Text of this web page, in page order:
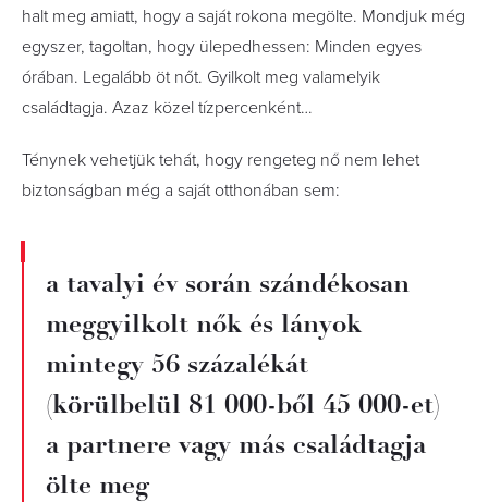
halt meg amiatt, hogy a saját rokona megölte. Mondjuk még
egyszer, tagoltan, hogy ülepedhessen: Minden egyes
órában. Legalább öt nőt. Gyilkolt meg valamelyik
családtagja. Azaz közel tízpercenként…
Ténynek vehetjük tehát, hogy rengeteg nő nem lehet
biztonságban még a saját otthonában sem:
a tavalyi év során szándékosan
meggyilkolt nők és lányok
mintegy 56 százalékát
(körülbelül 81 000-ből 45 000-et)
a partnere vagy más családtagja
ölte meg